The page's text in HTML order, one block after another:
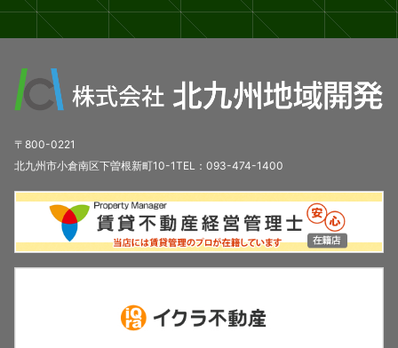
〒800-0221
北九州市小倉南区下曽根新町10-1TEL：093-474-1400